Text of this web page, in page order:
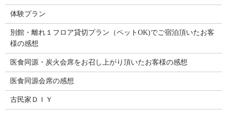
体験プラン
別館・離れ１フロア貸切プラン（ペットOK)でご宿泊頂いたお客
様の感想
医食同源・炭火会席をお召し上がり頂いたお客様の感想
医食同源会席の感想
古民家ＤＩＹ